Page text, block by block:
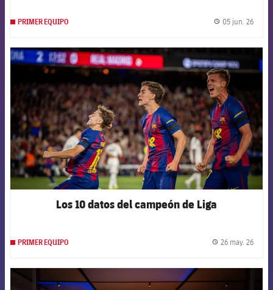
PRIMER EQUIPO 05 jun. 26
FCB Barcelona badge
Los 10 datos del campeón de Liga
PRIMER EQUIPO 26 may. 26
FCB Barcelona badge